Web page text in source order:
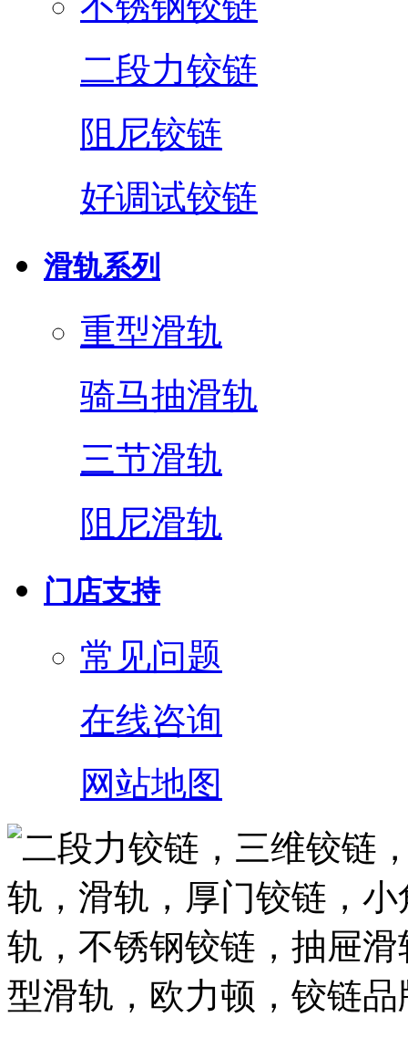
二段力铰链
阻尼铰链
好调试铰链
滑轨系列
重型滑轨
骑马抽滑轨
三节滑轨
阻尼滑轨
门店支持
常见问题
在线咨询
网站地图